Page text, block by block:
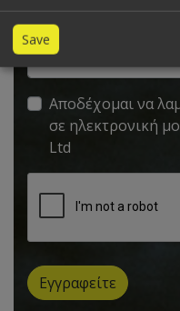
Ηλεκτρονική
Aποδέχομαι να
σε ηλεκτρονική
Ltd
Εγγραφείτε
Save